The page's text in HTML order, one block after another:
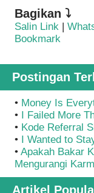
Bagikan ⤵
Salin Link |
Bookmark
Postingan
• Money Is
• I Failed More
• Kode Referral
• I Wanted to
• Apakah Bakar
Mengurangi
Artikel